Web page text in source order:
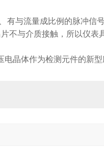
与流量成比例的脉冲信
不与介质接触，所以仪表
晶体作为检测元件的新型